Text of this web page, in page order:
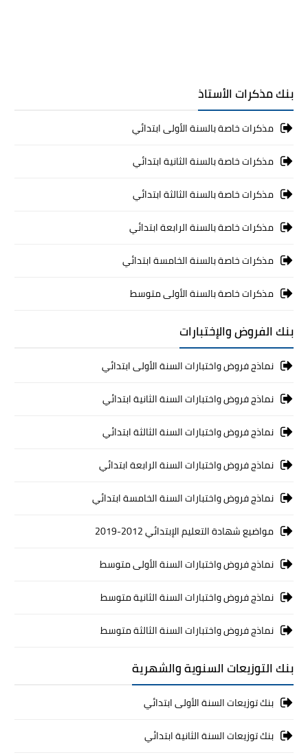
بنك مذكرات الأستاذ
مذكرات خاصة بالسنة الأولى ابتدائي
مذكرات خاصة بالسنة الثانية ابتدائي
مذكرات خاصة بالسنة الثالثة ابتدائي
مذكرات خاصة بالسنة الرابعة ابتدائي
مذكرات خاصة بالسنة الخامسة ابتدائي
مذكرات خاصة بالسنة الأولى متوسط
بنك الفروض والإختبارات
نماذج فروض واختبارات السنة الأولى ابتدائي
نماذج فروض واختبارات السنة الثانية ابتدائي
نماذج فروض واختبارات السنة الثالثة ابتدائي
نماذج فروض واختبارات السنة الرابعة ابتدائي
نماذج فروض واختبارات السنة الخامسة ابتدائي
مواضيع شهادة التعليم الإبتدائي 2012-2019
نماذج فروض واختبارات السنة الأولى متوسط
نماذج فروض واختبارات السنة الثانية متوسط
نماذج فروض واختبارات السنة الثالثة متوسط
بنك التوزيعات السنوية والشهرية
بنك توزيعات السنة الأولى ابتدائي
بنك توزيعات السنة الثانية ابتدائي